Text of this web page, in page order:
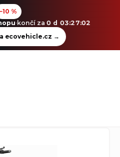
−10 %
·končí za 0 d 03:27:01
ecovehicle.cz →